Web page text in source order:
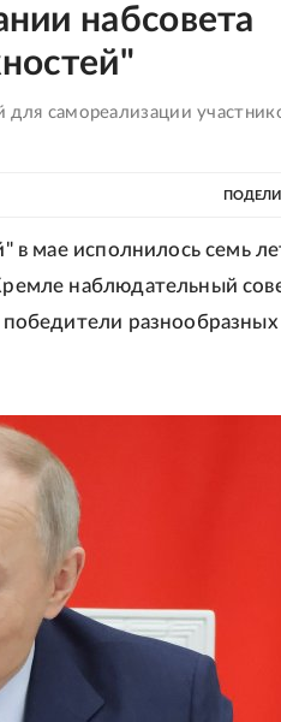
набсовета
для самореализации
в мае исполнилось семь
наблюдательный
разнообразных